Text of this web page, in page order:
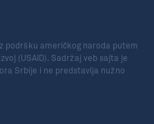
podršku američkog naroda putem
(USAID). Sadržaj veb sajta je
Srbije i ne predstavlja nužno